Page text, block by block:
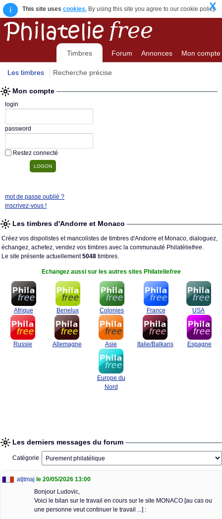
i This site uses cookies.By using this site you agree to our cookie policy.
X
Timbres Forum Annonces Mon compte
Les timbres Recherche précise
Mon compte
login
password
Restez connecté
mot de passe oublié ?
inscrivez-vous !
Les timbres d'Andorre et Monaco
Créez vos dispolistes et mancolistes de timbres d'Andorre et Monaco, dialoguez,
échangez, achetez, vendez vos timbres avec la communauté Philatéliefree.
Le site présente actuellement5048 timbres.
Echangez aussi sur les autres sites Philateliefree
Afrique Benelux Colonies France USA
Russie Allemagne Asie Italie/Balkans Espagne
Europe du
Nord
Les derniers messages du forum
Catégorie
atjtmaj le 20/05/2026 13:00
Bonjour Ludovic,
Voici le bilan sur le travail en cours sur le site MONACO [au cas ou
une personne veut continuer le travail ...] :